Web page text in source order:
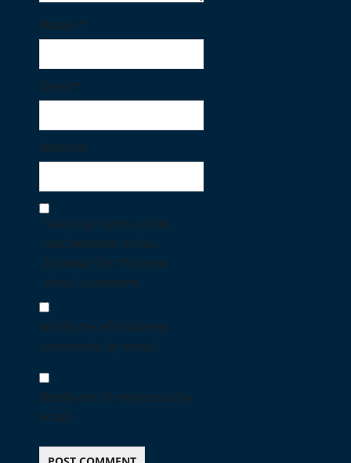
Name *
Email *
Website
Save my name, email,
and website in this
browser for the next
time I comment.
Notify me of follow-up
comments by email.
Notify me of new posts by
email.